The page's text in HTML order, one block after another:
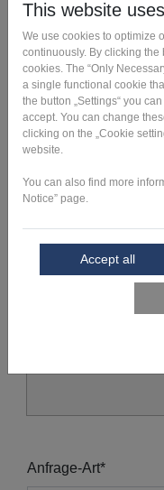
Anfrage-Art*